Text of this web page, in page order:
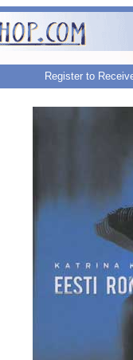
Register to